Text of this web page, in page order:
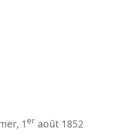
1er août 1852